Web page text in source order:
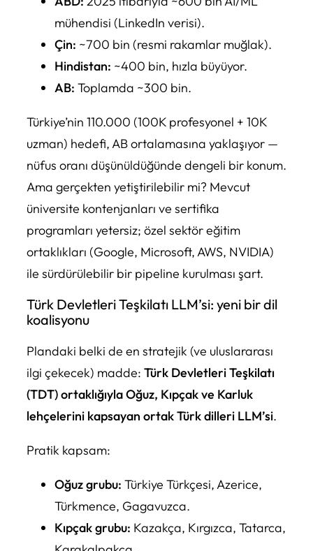
mühendisi (LinkedIn verisi).
Çin: ~700 bin (resmi rakamlar muğlak).
Hindistan: ~400 bin, hızla büyüyor.
AB: Toplamda ~300 bin.
Türkiye’nin 110.000 (100K profesyonel + 10K
uzman) hedefi, AB ortalamasına yaklaşıyor —
nüfus oranı düşünüldüğünde dengeli bir konum.
Ama gerçekten yetiştirilebilir mi? Mevcut
üniversite kontenjanları ve sertifika
programları yetersiz; özel sektör eğitim
ortaklıkları (Google, Microsoft, AWS, NVIDIA)
ile sürdürülebilir bir pipeline kurulması şart.
Türk Devletleri Teşkilatı LLM’si: yeni bir dil
koalisyonu
Plandaki belki de en stratejik (ve uluslararası
ilgi çekecek) madde: Türk Devletleri Teşkilatı
(TDT) ortaklığıyla Oğuz, Kıpçak ve Karluk
lehçelerini kapsayan ortak Türk dilleri LLM’si.
Pratik kapsam:
Oğuz grubu: Türkiye Türkçesi, Azerice,
Türkmence, Gagavuzca.
Kıpçak grubu: Kazakça, Kırgızca, Tatarca,